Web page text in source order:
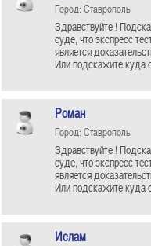
Город: Ставрополь
Здравствуйте !
суде, что экспресс
является
Или подскажите куда
Роман
Город: Ставрополь
Здравствуйте !
суде, что экспресс
является
Или подскажите куда
Ислам